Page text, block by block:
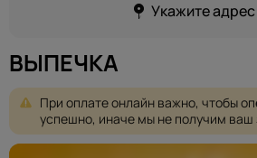
Укажите
ВЫПЕЧКА
При оплатеонлайн важно, чтобы
успешно, иначе мы не получим ваш
оплатанепроходит,пожалуйста,